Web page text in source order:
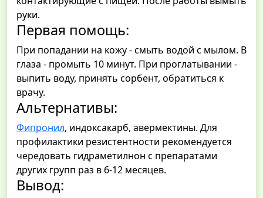
руки.
Первая помощь:
При попадании на кожу - смыть водой с мылом. В
глаза - промыть 10 минут. При проглатывании -
выпить воду, принять сорбент, обратиться к
врачу.
Альтернативы:
Фипронил, индоксакарб, авермектины. Для
профилактики резистентности рекомендуется
чередовать гидраметилнон с препаратами
других групп раз в 6-12 месяцев.
Вывод: